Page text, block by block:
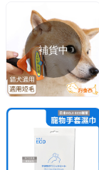
補貨中